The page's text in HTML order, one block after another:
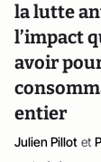
la lutte
l’impact
avoir
entier
Julien Pillot et